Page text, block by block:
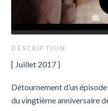
DESCRIPTION
[ Juillet 2017 ]
Détournement d’un
du vingtième anniversaire